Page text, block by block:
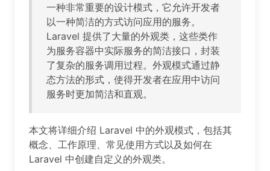
一种非常重要的设计模式，它允许开发者
以一种简洁的方式访问应用的服务。
Laravel 提供了大量的外观类，这些类作
为服务容器中实际服务的简洁接口，封装
了复杂的服务调用过程。外观模式通过静
态方法的形式，使得开发者在应用中访问
服务时更加简洁和直观。
本文将详细介绍 Laravel 中的外观模式，包括其
概念、工作原理、常见使用方式以及如何在
Laravel 中创建自定义的外观类。